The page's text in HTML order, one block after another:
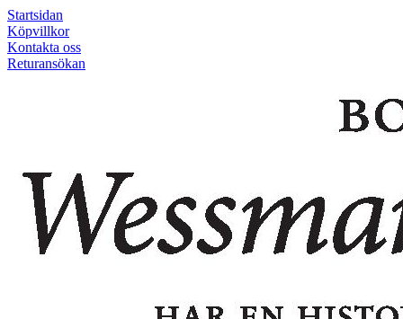
Startsidan
Köpvillkor
Kontakta oss
Returansökan